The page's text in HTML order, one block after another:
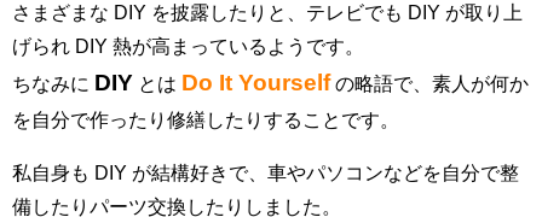
さまざまな DIY を披露したりと、テレビでも DIY が取り上
げられ DIY 熱が高まっているようです。
ちなみに DIY とは Do It Yourselfの略語で、素人が何か
を自分で作ったり修繕したりすることです。
私自身も DIY が結構好きで、車やパソコンなどを自分で整
備したりパーツ交換したりしました。